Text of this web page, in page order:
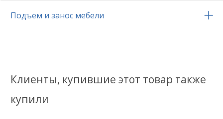
Подъем и занос мебели
Клиенты, купившие этот товар также
купили